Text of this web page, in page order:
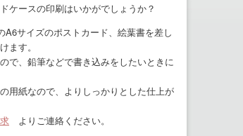
ケースの印刷はいかがでしょうか？
A6サイズのポストカード、絵葉書を差し
ます。
で、鉛筆などで書き込みをしたいときに
用紙なので、よりしっかりとした仕上が
よりご連絡ください。